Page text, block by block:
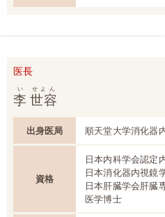
医長
李
い
世容
せよん
出身医局 順天堂大学消化器
資格
日本内科学会認定
日本消化器内視鏡
日本肝臓学会肝臓
医学博士